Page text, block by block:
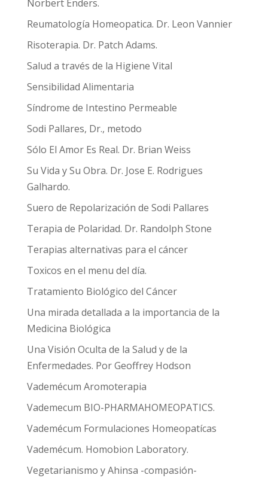
Norbert Enders.
Reumatología Homeopatica. Dr. Leon Vannier
Risoterapia. Dr. Patch Adams.
Salud a través de la Higiene Vital
Sensibilidad Alimentaria
Síndrome de Intestino Permeable
Sodi Pallares, Dr., metodo
Sólo El Amor Es Real. Dr. Brian Weiss
Su Vida y Su Obra. Dr. Jose E. Rodrigues
Galhardo.
Suero de Repolarización de Sodi Pallares
Terapia de Polaridad. Dr. Randolph Stone
Terapias alternativas para el cáncer
Toxicos en el menu del día.
Tratamiento Biológico del Cáncer
Una mirada detallada a la importancia de la
Medicina Biológica
Una Visión Oculta de la Salud y de la
Enfermedades. Por Geoffrey Hodson
Vademécum Aromoterapia
Vademecum BIO-PHARMAHOMEOPATICS.
Vademécum Formulaciones Homeopatícas
Vademécum. Homobion Laboratory.
Vegetarianismo y Ahinsa -compasión-